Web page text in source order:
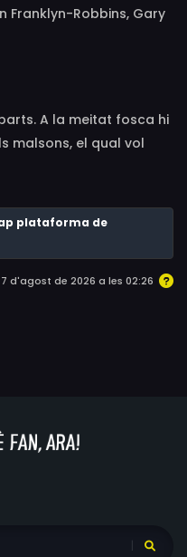
Franklyn-Robbins, Gary
Peter Craze,
Clarke, Ellie Beaven,
A la meitat fosca hi
malsons, el qual vol
per a poder-los
custodiada i ho tindrà
plataforma de
d'agost de 2026 a les 02:26